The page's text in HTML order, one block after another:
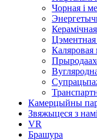
Чорная і
Каляровая
Камерцыйны
Звяжыцеся з намі
VR
Брашура